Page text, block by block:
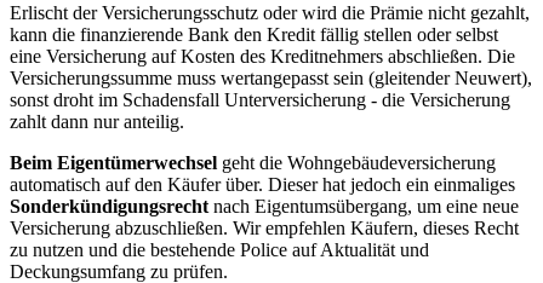
Erlischt der Versicherungsschutz oder wird die Prämie nicht gezahlt,
kann die finanzierende Bank den Kredit fällig stellen oder selbst
eine Versicherung auf Kosten des Kreditnehmers abschließen. Die
Versicherungssumme muss wertangepasst sein (gleitender Neuwert),
sonst droht im Schadensfall Unterversicherung - die Versicherung
zahlt dann nur anteilig.
Beim Eigentümerwechsel geht die Wohngebäudeversicherung
automatisch auf den Käufer über. Dieser hat jedoch ein einmaliges
Sonderkündigungsrecht nach Eigentumsübergang, um eine neue
Versicherung abzuschließen. Wir empfehlen Käufern, dieses Recht
zu nutzen und die bestehende Police auf Aktualität und
Deckungsumfang zu prüfen.